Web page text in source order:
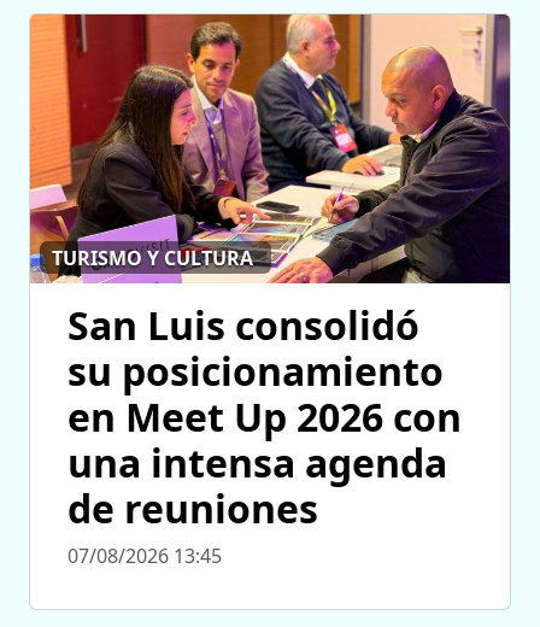
TURISMO Y CULTURA
San Luis consolidó
su posicionamiento
en Meet Up 2026 con
una intensa agenda
de reuniones
07/08/2026 13:45